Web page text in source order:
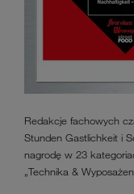
Redakcje fachowych
Stunden Gastlichkeit i
nagrodę w 23
„Technika &